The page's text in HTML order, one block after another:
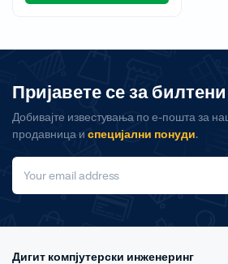
Пријавете се за билтени
Добивајте известувања по е-пошта за
продавница и специјални понуди.
Дигит компјутерски инженеринг